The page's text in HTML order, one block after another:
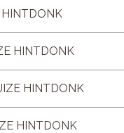
HINTDONK
HINTDONK
HINTDONK
HINTDONK